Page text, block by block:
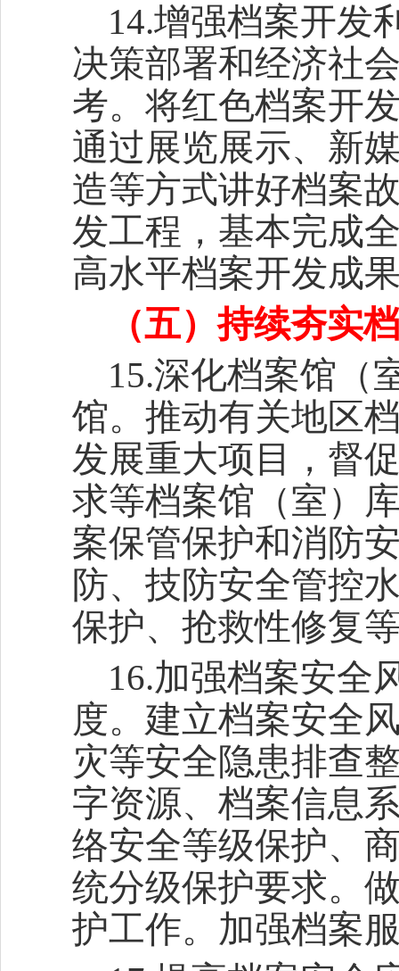
14.增强档案开发
决策部署和经济社
考。将红色档案开
通过展览展示、新
造等方式讲好档案
发工程，基本完成
高水平档案开发成
（五）持续夯实
15.深化档案馆（
馆。推动有关地区
发展重大项目，督
求等档案馆（室）
案保管保护和消防
防、技防安全管控
保护、抢救性修复
16.加强档案安全
度。建立档案安全
灾等安全隐患排查
字资源、档案信息
络安全等级保护、
统分级保护要求。
护工作。加强档案